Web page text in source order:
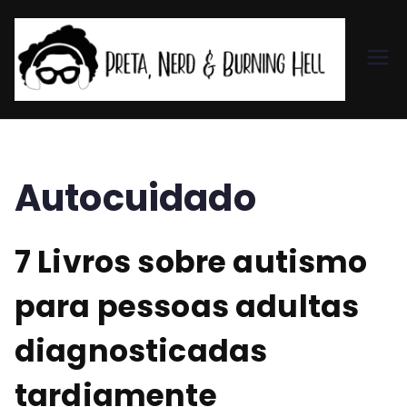
et
er
d
Autocuidado
7 Livros sobre autismo
para pessoas adultas
diagnosticadas
tardiamente